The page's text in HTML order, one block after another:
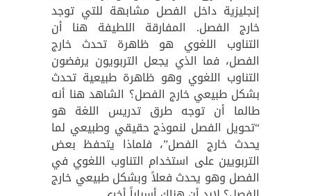
إنجليزية داخل الفصل مشابهة للتي توجد
خارج الفصل. المفارقة اللطيفة هنا أن
التناوب اللغوي هو ظاهرة تحدث خارج
الفصل، فما الذي يجعل التربويون يرفضون
التناوب اللغوي وهو ظاهرة طبيعية تحدث
بشكل طبيعي خارج الفصل؟ الشاهد هنا أنه
طالما أن توجه طرق تدريس اللغة هو
“تحويل الفصل لنموذج حقيقي وطبيعي لما
يحدث خارج الفصل”، فلماذا يتحفظ بعض
التربويين على استخدام التناوب اللغوي في
الفصل وهو يحدث فعلاً وبشكل طبيعي خارج